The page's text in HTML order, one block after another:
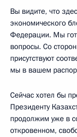
Вы видите, что
экономического
Федерации. Мы
вопросы. Со
присутствуют
мы в вашем
Сейчас хотел бы
Президенту
продолжим уже в
откровенном,